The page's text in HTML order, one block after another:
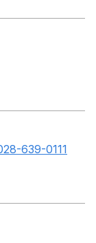
639-0111